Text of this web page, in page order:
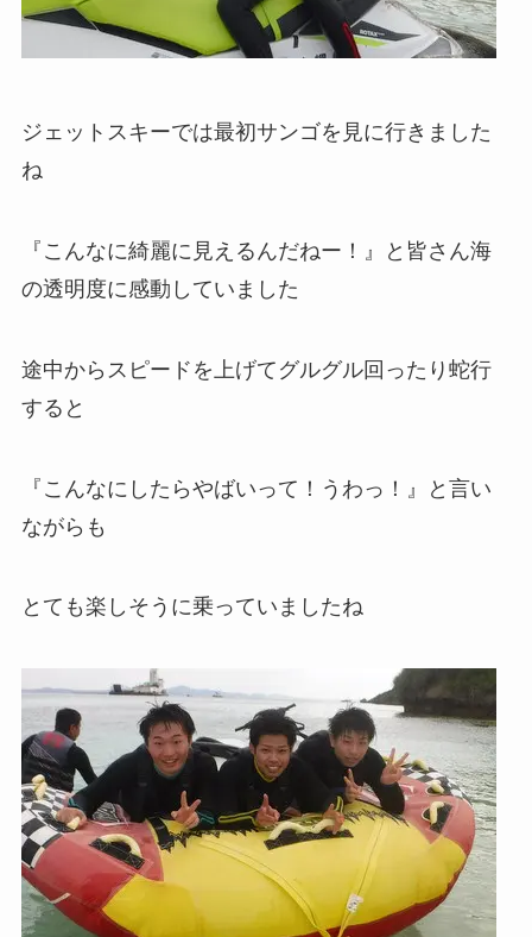
ジェットスキーでは最初サンゴを見に行きました
ね
『こんなに綺麗に見えるんだねー！』と皆さん海
の透明度に感動していました
途中からスピードを上げてグルグル回ったり蛇行
すると
『こんなにしたらやばいって！うわっ！』と言い
ながらも
とても楽しそうに乗っていましたね